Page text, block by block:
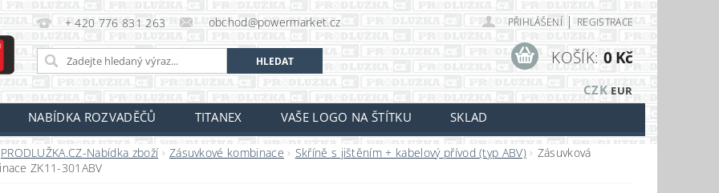
+ 420 776 831 263 obchod@powermarket.cz PŘIHLÁŠENÍ | REGISTRACE
CZK EUR
KOŠÍK: 0 Kč
NABÍDKA ROZVADĚČŮ TITANEX VAŠE LOGO NA ŠTÍTKU SKLAD
PRODLUŽKA.CZ-Nabídka zboží Zásuvkové kombinace Skříně s jištěním + kabelový přívod (typ ABV)
Zásuvková
ZK11-301ABV